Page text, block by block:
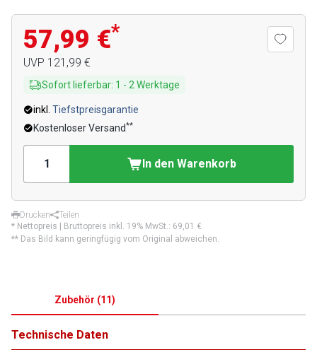
57,99 €*
UVP 121,99 €
Sofort lieferbar: 1 - 2 Werktage
inkl. Tiefstpreisgarantie
Kostenloser Versand**
In den Warenkorb
Drucken
Teilen
* Nettopreis | Bruttopreis inkl. 19% MwSt.: 69,01 €
** Das Bild kann geringfügig vom Original abweichen.
Zubehör (11)
Technische Daten